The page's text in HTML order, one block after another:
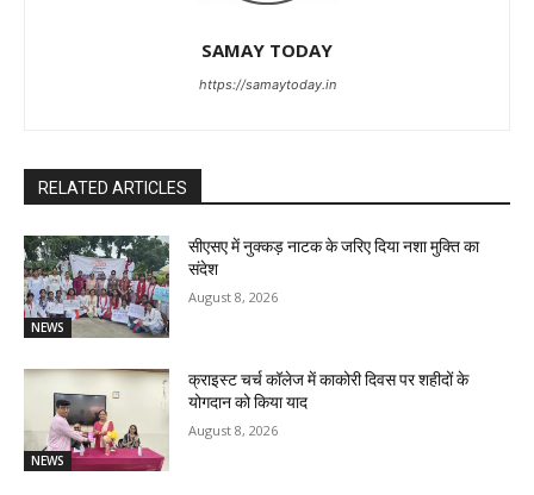
SAMAY TODAY
https://samaytoday.in
RELATED ARTICLES
NEWS
सीएसए में नुक्कड़ नाटक के जरिए दिया नशा मुक्ति का
संदेश
August 8, 2026
NEWS
क्राइस्ट चर्च कॉलेज में काकोरी दिवस पर शहीदों के
योगदान को किया याद
August 8, 2026